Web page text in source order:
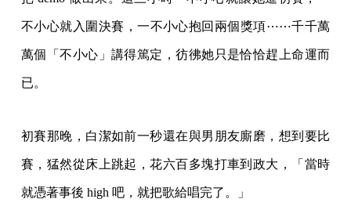
不小心就入圍決賽，一不小心抱回兩個獎項⋯⋯千千萬
萬個「不小心」講得篤定，彷彿她只是恰恰趕上命運而
已。
初賽那晚，白潔如前一秒還在與男朋友廝磨，想到要比
賽，猛然從床上跳起，花六百多塊打車到政大，「當時
就憑著事後 high 吧，就把歌給唱完了。」